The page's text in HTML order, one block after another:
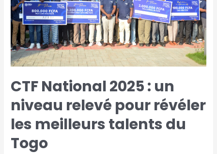
CTF National 2025 : un
niveau relevé pour révéler
les meilleurs talents du
Togo
pour
révéler
les
meilleurs
talents
du